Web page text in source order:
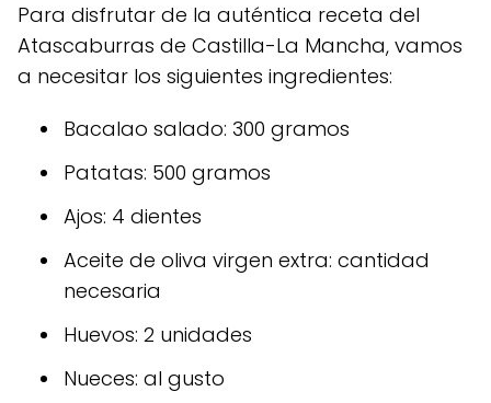
Para disfrutar de la auténtica receta del
Atascaburras de Castilla-La Mancha, vamos
a necesitar los siguientes ingredientes:
Bacalao salado: 300 gramos
Patatas: 500 gramos
Ajos: 4 dientes
Aceite de oliva virgen extra: cantidad
necesaria
Huevos: 2 unidades
Nueces: al gusto